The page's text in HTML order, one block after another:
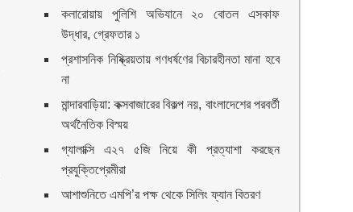
কলারোয়ায় পুলিশি অভিযানে ২০ বোতল এসকাফ
উদ্ধার, গ্রেফতার ১
প্রশাসনিক নিষ্ক্রিয়তায় গণধর্ষণের বিচারহীনতা মানা হবে
না
মান্দারবাড়িয়া: কক্সবাজারের বিকল্প নয়, বাংলাদেশের পরবর্তী
অর্থনৈতিক বিস্ময়
গ্যালাক্সি এ২৭ ৫জি নিয়ে কী প্রত্যাশা করছেন
প্রযুক্তিপ্রেমীরা
আশাশুনিতে এমপি’র পক্ষ থেকে সিলিং ফ্যান বিতরণ